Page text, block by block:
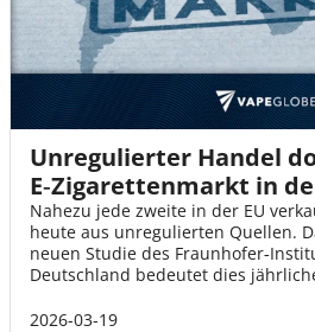
Unregulierter Handel
E‑Zigarettenmarkt in
Nahezu jede zweite in der EU
heute aus unregulierten Quellen.
neuen Studie des
Deutschland bedeutet dies
2026-03-19